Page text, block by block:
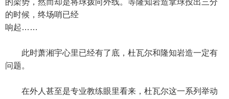
的架势，然而却是将球拨向外线。等隆知岩造拿球投出三分
的时候，终场哨已经
响起……
此时萧湘宇心里已经有了底，杜瓦尔和隆知岩造一定有
问题。
在外人甚至是专业教练眼里看来，杜瓦尔这一系列举动